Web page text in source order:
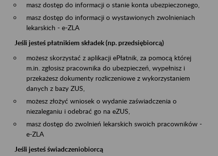
masz dostęp do informacji o stanie konta ubezpieczonego,
masz dostęp do informacji o wystawionych zwolnieniach
lekarskich - e-ZLA
Jeśli jesteś płatnikiem składek (np. przedsiębiorcą)
możesz skorzystać z aplikacji ePłatnik, za pomocą której
m.in. zgłosisz pracownika do ubezpieczeń, wypełnisz i
przekażesz dokumenty rozliczeniowe z wykorzystaniem
danych z bazy ZUS,
możesz złożyć wniosek o wydanie zaświadczenia o
niezaleganiu i odebrać go na eZUS,
masz dostęp do zwolnień lekarskich swoich pracowników -
e-ZLA
Jeśli jesteś świadczeniobiorcą